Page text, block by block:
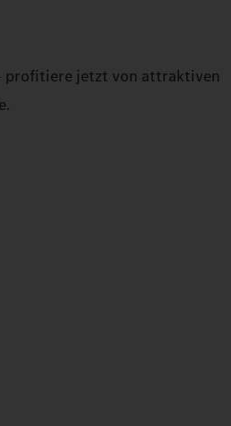
profitiere jetzt von attraktiven